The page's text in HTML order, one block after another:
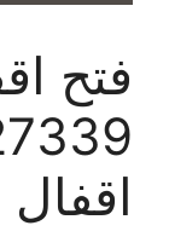
فتح